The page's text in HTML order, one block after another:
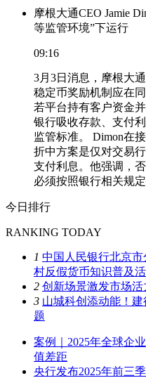
摩根大通CEO Jamie
等监管环境”下运行
09:16
3月3日消息，摩根大
稳定币奖励机制应在
若平台持有客户资金
银行吸收存款、支付
监管标准。 Dimon在
折中方案是仅对交易
支付利息。他强调，
必须按照银行相关规定
今日排行
RANKING TODAY
1 中国人民银行北京
村反假货币知识普及
2 创新场景激发市场
3 山城科创添动能！
题
案例｜2025年全球企
值差距
央行发布2025年前三